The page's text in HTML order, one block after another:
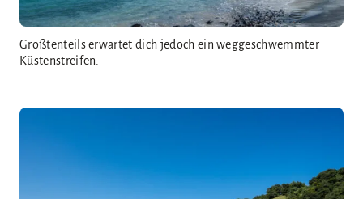
Größtenteils erwartet dich jedoch ein weggeschwemmter
Küstenstreifen.